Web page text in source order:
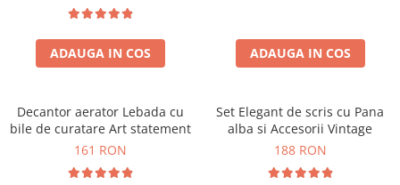
ADAUGA IN COS ADAUGA IN COS
Decantor aerator Lebada cu
bile de curatare Art statement
161 RON
Set Elegant de scris cu Pana
alba si Accesorii Vintage
188 RON